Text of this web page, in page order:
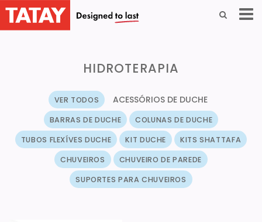
HIDROTERAPIA
VER TODOS ACESSÓRIOS DE DUCHE
BARRAS DE DUCHE
COLUNAS DE DUCHE
TUBOS FLEXÍVES DUCHE
KIT DUCHE
KITS SHATTAFA
CHUVEIROS
CHUVEIRO DE PAREDE
SUPORTES PARA CHUVEIROS